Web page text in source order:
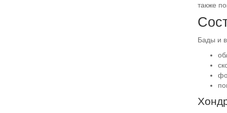
также
Бады и